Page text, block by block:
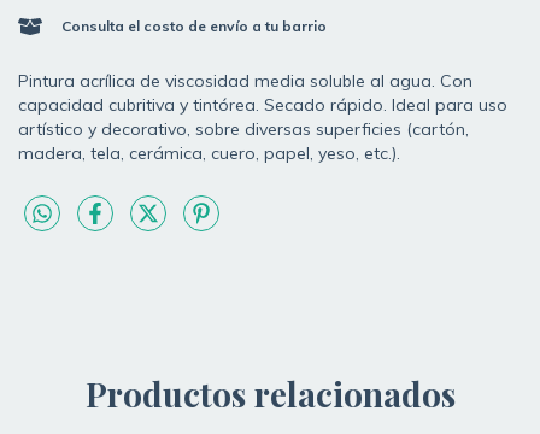
Consulta el costo de envío a tu barrio
Pintura acrílica de viscosidad media soluble al agua. Con
capacidad cubritiva y tintórea. Secado rápido. Ideal para uso
artístico y decorativo, sobre diversas superficies (cartón,
madera, tela, cerámica, cuero, papel, yeso, etc.).
Productos relacionados